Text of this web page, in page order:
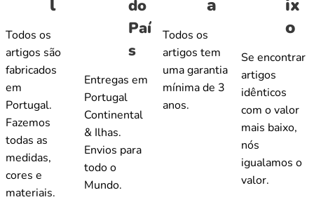
l
Todos os
artigos são
fabricados
em
Portugal.
Fazemos
todas as
medidas,
cores e
materiais.
do
Paí
s
Entregas em
Portugal
Continental
& Ilhas.
Envios para
todo o
Mundo.
a
Todos os
artigos tem
uma garantia
mínima de 3
anos.
ix
o
Se encontrar
artigos
idênticos
com o valor
mais baixo,
nós
igualamos o
valor.